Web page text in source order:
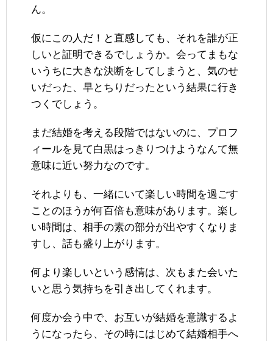
ん。
仮にこの人だ！と直感しても、それを誰が正
しいと証明できるでしょうか。会ってまもな
いうちに大きな決断をしてしまうと、気のせ
いだった、早とちりだったという結果に行き
つくでしょう。
まだ結婚を考える段階ではないのに、プロフ
ィールを見て白黒はっきりつけようなんて無
意味に近い努力なのです。
それよりも、一緒にいて楽しい時間を過ごす
ことのほうが何百倍も意味があります。楽し
い時間は、相手の素の部分が出やすくなりま
すし、話も盛り上がります。
何より楽しいという感情は、次もまた会いた
いと思う気持ちを引き出してくれます。
何度か会う中で、お互いが結婚を意識するよ
うになったら、その時にはじめて結婚相手へ